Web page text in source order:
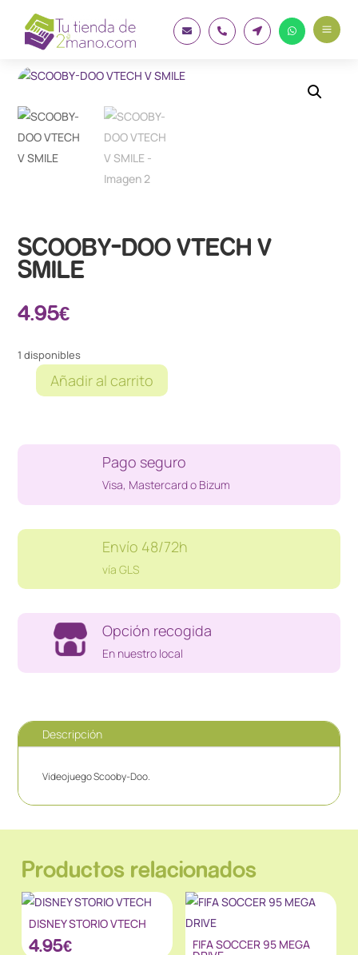
    a
SCOOBY-DOO VTECH V
SMILE
4.95€
1 disponibles
SCOOBY-
V
Añadir al carrito
Pago seguro
Visa, Mastercard o Bizum
Envío 48/72h
vía GLS
Opción recogida
En nuestro local
Descripción
Videojuego Scooby-Doo.
Productos relacionados
DISNEY STORIO VTECH
4.95€ FIFA SOCCER 95 MEGA